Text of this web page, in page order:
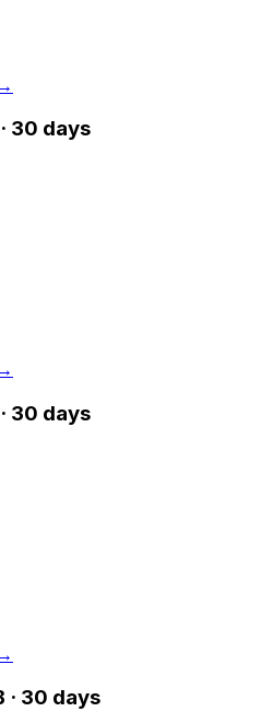
→
30 days
→
30 days
→
· 30 days